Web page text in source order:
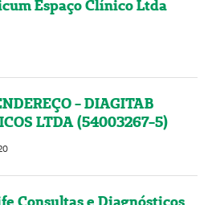
Espaço Clínico Ltda
- DIAGITAB
LTDA (54003267-5)
Consultas e Diagnósticos